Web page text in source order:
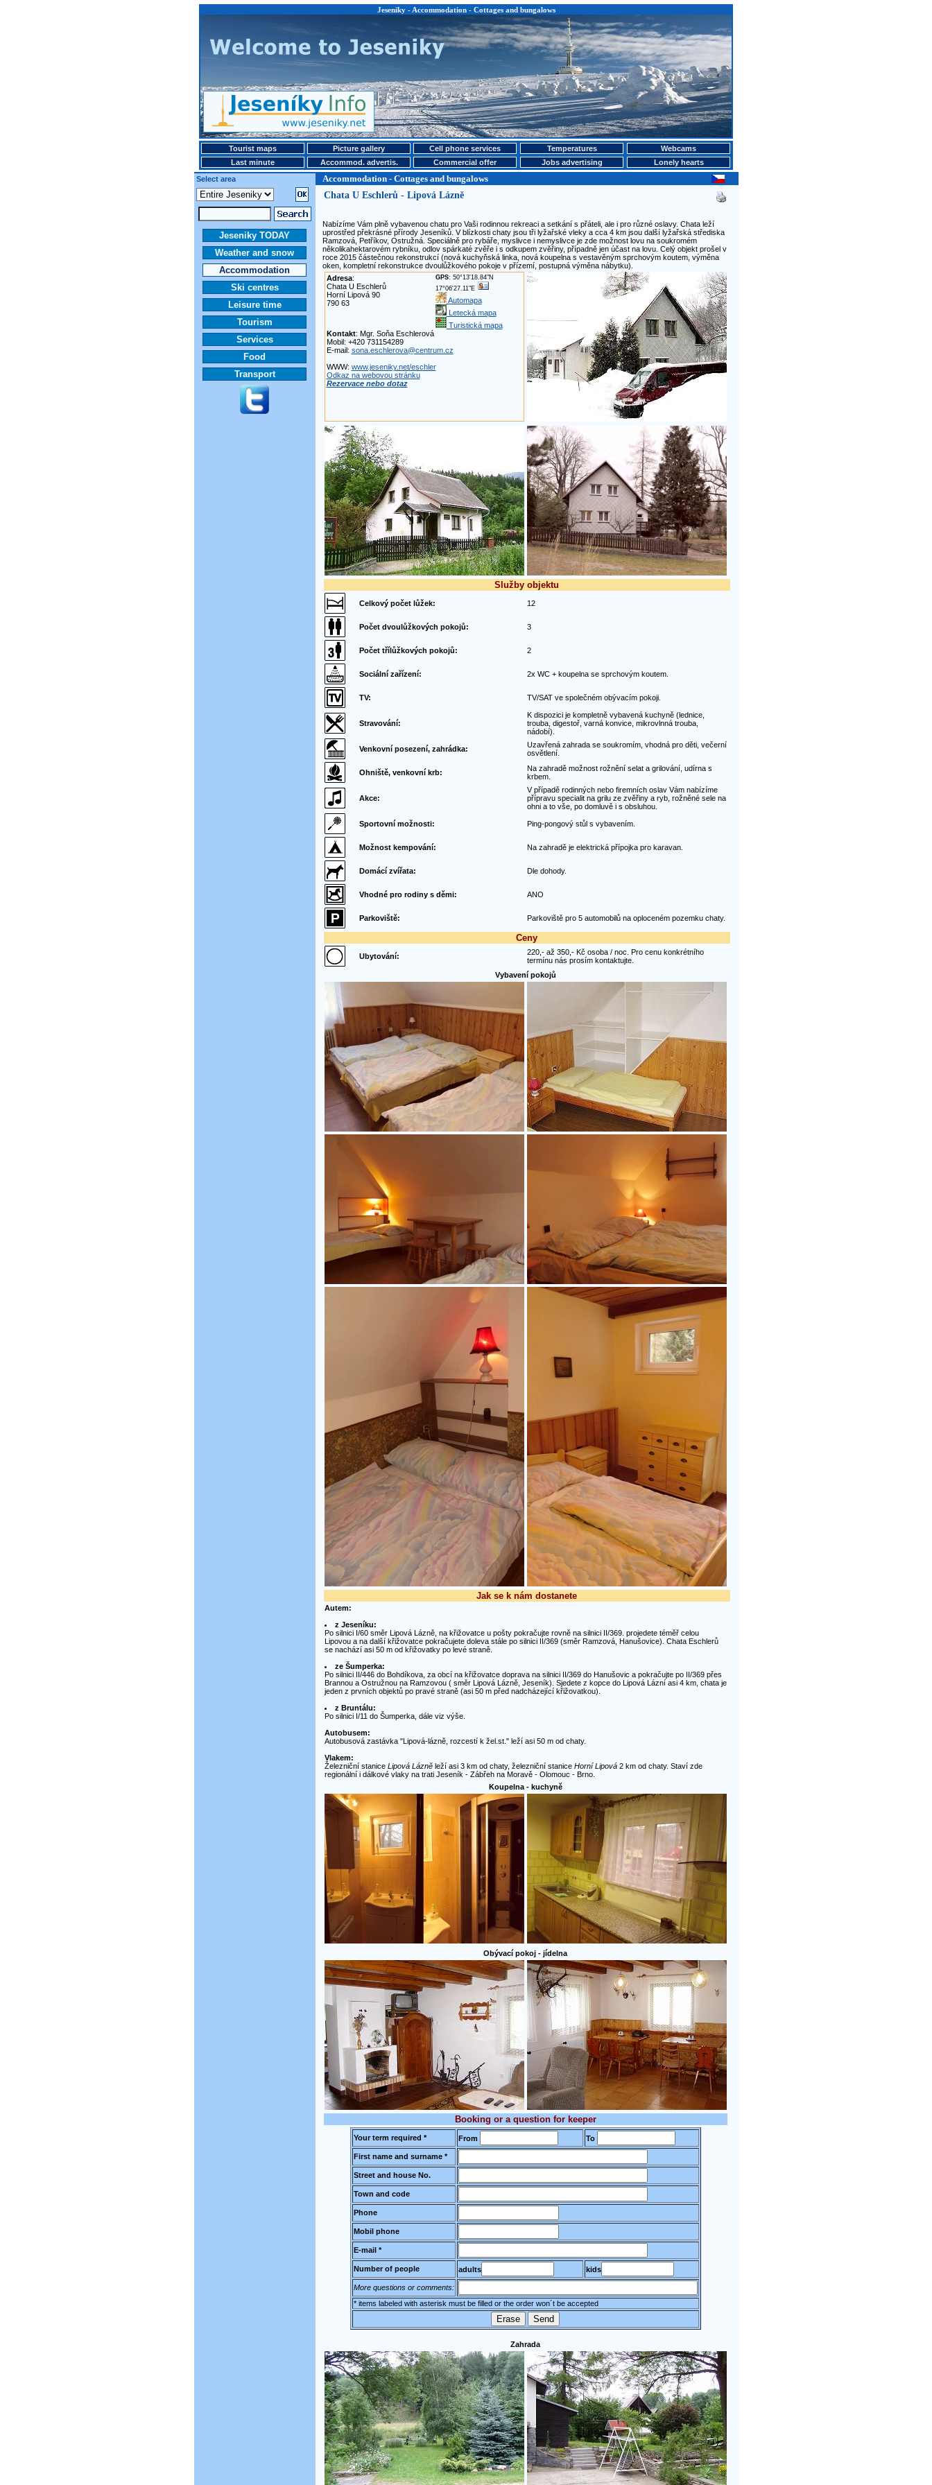
Jeseniky - Accommodation - Cottages and bungalows
Tourist maps Picture gallery Cell phone services Temperatures
Webcams
Last minute
Accommod. advertis. Commercial offer Jobs advertising
Lonely hearts
Select area
Accommodation - Cottages and bungalows
Jeseniky TODAY
Weather and snow
Accommodation
Ski centres
Leisure time
Tourism
Services
Food
Transport
Chata U Eschlerů - Lipová Lázně
Nabízíme Vám plně vybavenou chatu pro Vaši rodinnou rekreaci a setkání s přáteli, ale i pro různé oslavy. Chata leží
uprostřed překrásné přírody Jeseníků. V blízkosti chaty jsou tři lyžařské vleky a cca 4 km jsou další lyžařská střediska
Ramzová, Petříkov, Ostružná. Speciálně pro rybáře, myslivce i nemyslivce je zde možnost lovu na soukromém
několikahektarovém rybníku, odlov spárkaté zvěře i s odkupem zvěřiny, případně jen účast na lovu. Celý objekt prošel v
roce 2015 částečnou rekonstrukcí (nová kuchyňská linka, nová koupelna s vestavěným sprchovým koutem, výměna
oken, kompletní rekonstrukce dvoulůžkového pokoje v přízemí, postupná výměna nábytku).
Adresa:
Chata U Eschlerů
Horní Lipová 90
790 63
GPS: 50°13'18.84"N
17°06'27.11"E
Automapa
Letecká mapa
Turistická mapa
Kontakt: Mgr. Soňa Eschlerová
Mobil: +420 731154289
E-mail: sona.eschlerova@centrum.cz
WWW: www.jeseniky.net/eschler
Odkaz na webovou stránku
Rezervace nebo dotaz
Služby objektu
Celkový počet lůžek: 12
Počet dvoulůžkových pokojů: 3
Počet třílůžkových pokojů: 2
Sociální zařízení: 2x WC + koupelna se sprchovým koutem.
TV: TV/SAT ve společném obývacím pokoji.
Stravování:
K dispozici je kompletně vybavená kuchyně (lednice,
trouba, digestoř, varná konvice, mikrovlnná trouba,
nádobí).
Venkovní posezení, zahrádka:
Uzavřená zahrada se soukromím, vhodná pro děti, večerní
osvětlení.
Ohniště, venkovní krb:
Na zahradě možnost rožnění selat a grilování, udírna s
krbem.
Akce:
V případě rodinných nebo firemních oslav Vám nabízíme
přípravu specialit na grilu ze zvěřiny a ryb, rožněné sele na
ohni a to vše, po domluvě i s obsluhou.
Sportovní možnosti: Ping-pongový stůl s vybavením.
Možnost kempování: Na zahradě je elektrická přípojka pro karavan.
Domácí zvířata: Dle dohody.
Vhodné pro rodiny s děmi: ANO
Parkoviště: Parkoviště pro 5 automobilů na oploceném pozemku chaty.
Ceny
Ubytování:
220,- až 350,- Kč osoba / noc. Pro cenu konkrétního
termínu nás prosím kontaktujte.
Vybavení pokojů
Jak se k nám dostanete
Autem:
z Jeseníku:
Po silnici I/60 směr Lipová Lázně, na křižovatce u pošty pokračujte rovně na silnici II/369. projedete téměř celou
Lipovou a na další křižovatce pokračujete doleva stále po silnici II/369 (směr Ramzová, Hanušovice). Chata Eschlerů
se nachází asi 50 m od křižovatky po levé straně.
ze Šumperka:
Po silnici II/446 do Bohdíkova, za obcí na křižovatce doprava na silnici II/369 do Hanušovic a pokračujte po II/369 přes
Brannou a Ostružnou na Ramzovou ( směr Lipová Lázně, Jeseník). Sjedete z kopce do Lipová Lázní asi 4 km, chata je
jeden z prvních objektů po pravé straně (asi 50 m před nadcházející křižovatkou).
z Bruntálu:
Po silnici I/11 do Šumperka, dále viz výše.
Autobusem:
Autobusová zastávka "Lipová-lázně, rozcestí k žel.st." leží asi 50 m od chaty.
Vlakem:
Železniční stanice Lipová Lázněleží asi 3 km od chaty, železniční stanice Horní Lipová2 km od chaty. Staví zde
regionální i dálkové vlaky na trati Jeseník - Zábřeh na Moravě - Olomouc - Brno.
Koupelna - kuchyně
Obývací pokoj - jídelna
Booking or a question for keeper
Your term required * From To
First name and surname *
Street and house No.
Town and code
Phone
Mobil phone
E-mail *
Number of people adults kids
More questions or comments:
* items labeled with asterisk must be filled or the order won´t be accepted
Zahrada